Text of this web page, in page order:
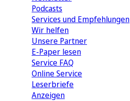
Podcasts
Services und Empfehlungen
Wir helfen
Unsere Partner
E-Paper lesen
Service FAQ
Online Service
Leserbriefe
Anzeigen